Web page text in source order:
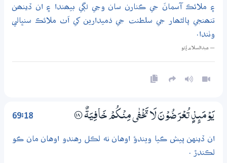
۽ ملائڪ آسمانَ جي ڪنارن سان وڃي لڳي بيھندا ۽ ان ڏينھن
تنھنجي پالڻھار جي سلطنت جي ذميدارين کي اَٺ ملائڪ سنڀالي
وٺندا.
— عبدالسلام ڀُٽو
69:18 يَوْمَىِٕذٍ تُعْرَضُوْنَ لَا تَخْفٰى مِنْكُمْ خَافِيَةٌ ؀18
ان ڏينهن پيش ڪيا ويندؤ اوهان نه لڪل رهندو اوهان مان ڪو
لڪندڙ .